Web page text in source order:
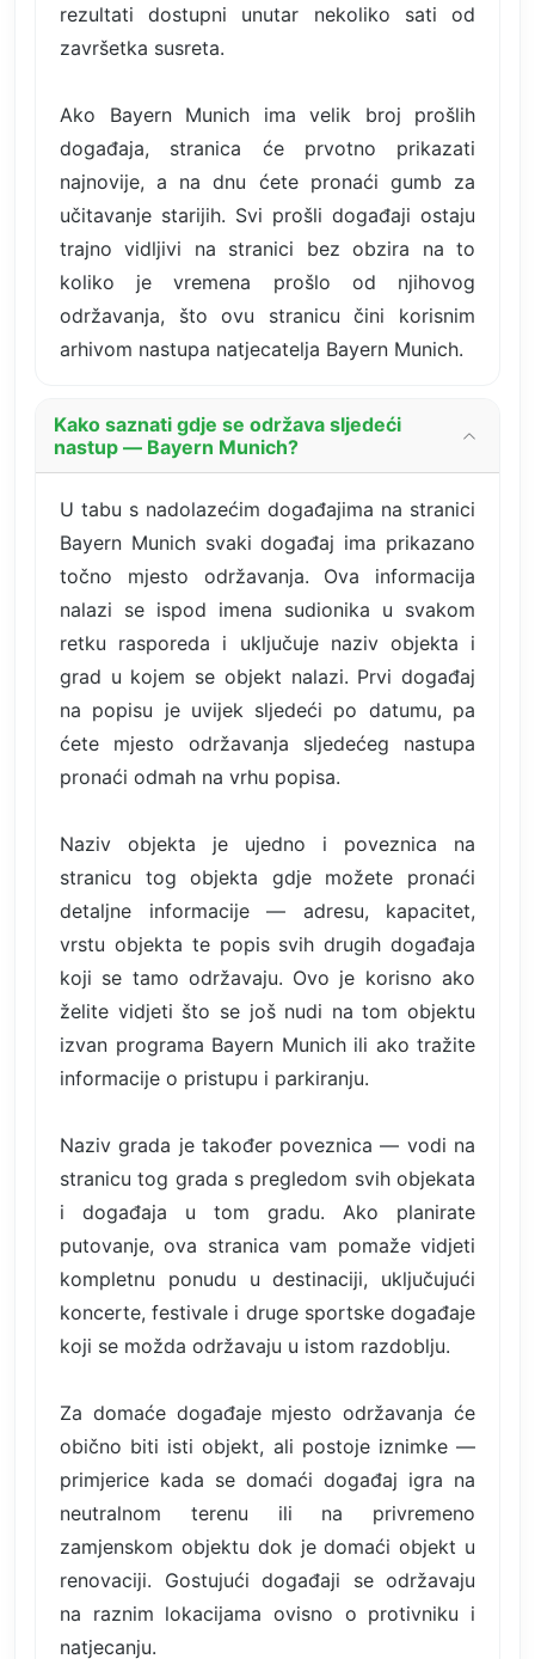
rezultati dostupni unutar nekoliko sati od
završetka susreta.
Ako Bayern Munich ima velik broj prošlih
događaja, stranica će prvotno prikazati
najnovije, a na dnu ćete pronaći gumb za
učitavanje starijih. Svi prošli događaji ostaju
trajno vidljivi na stranici bez obzira na to
koliko je vremena prošlo od njihovog
održavanja, što ovu stranicu čini korisnim
arhivom nastupa natjecatelja Bayern Munich.
Kako saznati gdje se održava sljedeći
nastup — Bayern Munich?
U tabu s nadolazećim događajima na stranici
Bayern Munich svaki događaj ima prikazano
točno mjesto održavanja. Ova informacija
nalazi se ispod imena sudionika u svakom
retku rasporeda i uključuje naziv objekta i
grad u kojem se objekt nalazi. Prvi događaj
na popisu je uvijek sljedeći po datumu, pa
ćete mjesto održavanja sljedećeg nastupa
pronaći odmah na vrhu popisa.
Naziv objekta je ujedno i poveznica na
stranicu tog objekta gdje možete pronaći
detaljne informacije — adresu, kapacitet,
vrstu objekta te popis svih drugih događaja
koji se tamo održavaju. Ovo je korisno ako
želite vidjeti što se još nudi na tom objektu
izvan programa Bayern Munich ili ako tražite
informacije o pristupu i parkiranju.
Naziv grada je također poveznica — vodi na
stranicu tog grada s pregledom svih objekata
i događaja u tom gradu. Ako planirate
putovanje, ova stranica vam pomaže vidjeti
kompletnu ponudu u destinaciji, uključujući
koncerte, festivale i druge sportske događaje
koji se možda održavaju u istom razdoblju.
Za domaće događaje mjesto održavanja će
obično biti isti objekt, ali postoje iznimke —
primjerice kada se domaći događaj igra na
neutralnom terenu ili na privremeno
zamjenskom objektu dok je domaći objekt u
renovaciji. Gostujući događaji se održavaju
na raznim lokacijama ovisno o protivniku i
natjecanju.